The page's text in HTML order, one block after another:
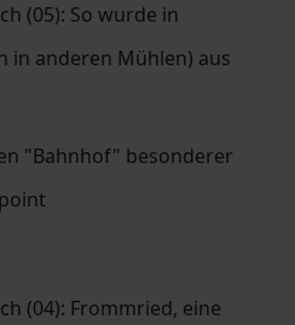
(05): So wurde in
in anderen Mühlen) aus
"Bahnhof" besonderer
(04): Frommried, eine